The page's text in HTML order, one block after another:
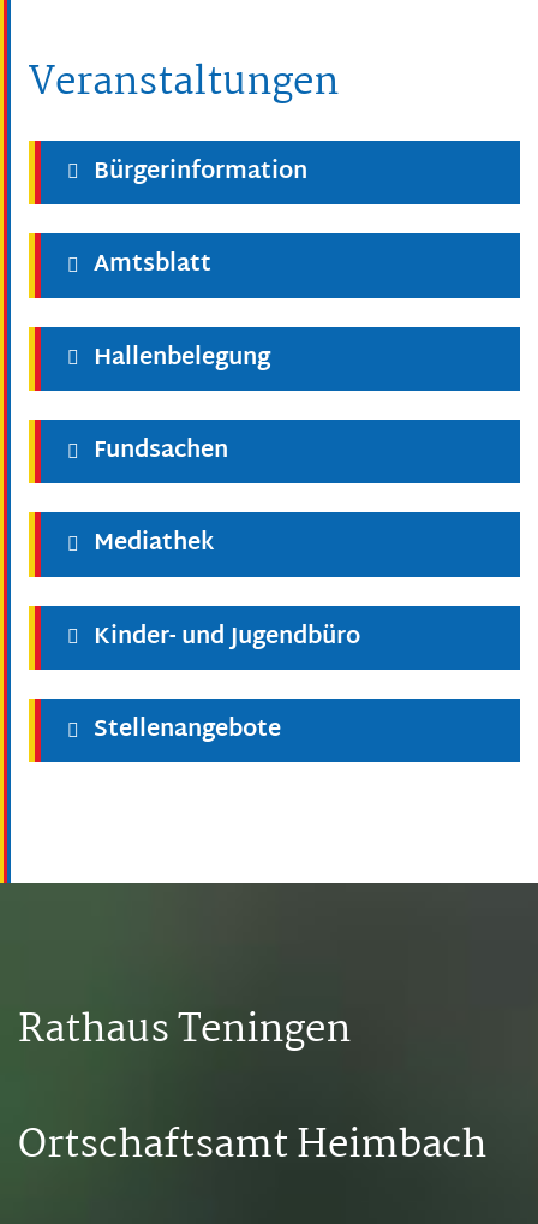
Veranstaltungen
Bürgerinformation
Amtsblatt
Hallenbelegung
Fundsachen
Mediathek
Kinder- und Jugendbüro
Stellenangebote
Rathaus Teningen
Ortschaftsamt Heimbach